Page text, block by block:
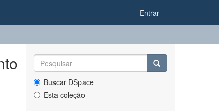
Entrar
Buscar DSpace
Esta coleção